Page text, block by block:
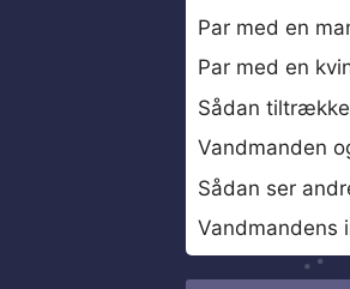
Par med en
Par med en
Sådan
Vandmanden
Sådan ser
Vandmandens